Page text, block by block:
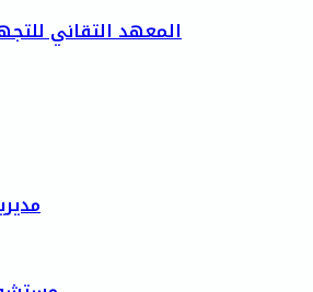
المعهد التقاني